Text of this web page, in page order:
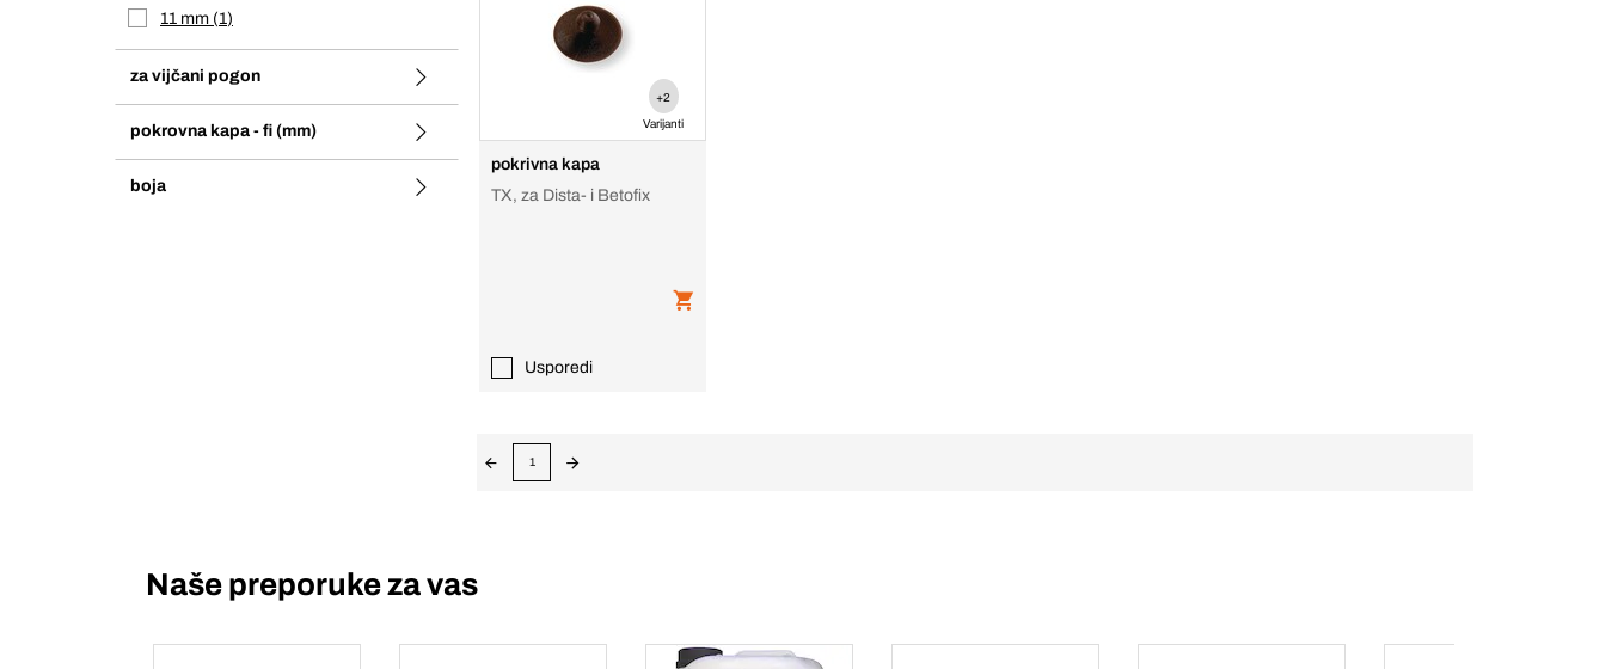
11 mm 1
za vijčani pogon
pokrovna kapa - fi (mm)
boja
+2
Varijanti
pokrivna kapa
TX, za Dista- i Betofix
Usporedi
1
Naše preporuke za vas